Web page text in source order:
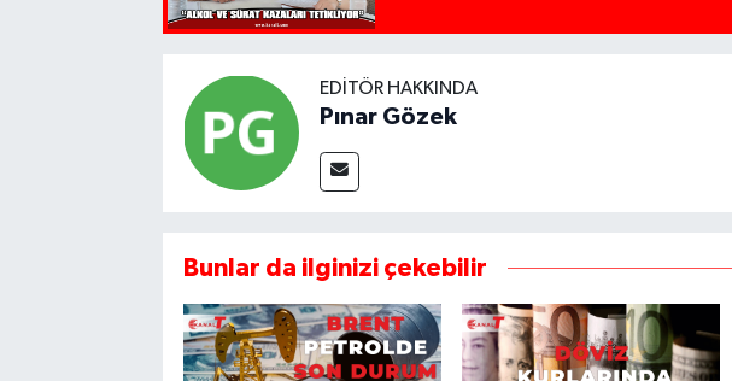
EDITÖR HAKKINDA
Pınar Gözek
Bunlar da ilginizi çekebilir